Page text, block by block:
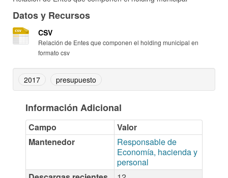
Datos y Recursos
CSV
Relación de Entes que componen el holding municipal en
formato csv
2017 presupuesto
Información Adicional
Campo
Valor
Mantenedor
Responsable de
Economía, hacienda y
personal